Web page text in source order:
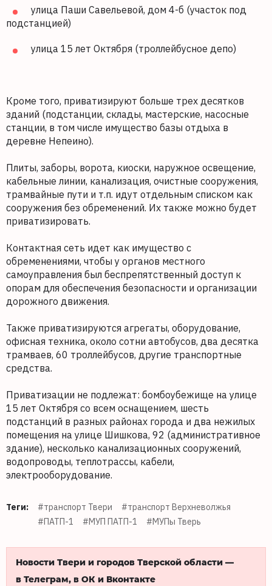
улица Паши Савельевой, дом 4-б (участок под
подстанцией)
улица 15 лет Октября (троллейбусное депо)
Кроме того, приватизируют больше трех десятков
зданий (подстанции, склады, мастерские, насосные
станции, в том числе имущество базы отдыха в
деревне Непеино).
Плиты, заборы, ворота, киоски, наружное освещение,
кабельные линии, канализация, очистные сооружения,
трамвайные пути и т.п. идут отдельным списком как
сооружения без обременений. Их также можно будет
приватизировать.
Контактная сеть идет как имущество с
обременениями, чтобы у органов местного
самоуправления был беспрепятственный доступ к
опорам для обеспечения безопасности и организации
дорожного движения.
Также приватизируются агрегаты, оборудование,
офисная техника, около сотни автобусов, два десятка
трамваев, 60 троллейбусов, другие транспортные
средства.
Приватизации не подлежат: бомбоубежище на улице
15 лет Октября со всем оснащением, шесть
подстанций в разных районах города и два нежилых
помещения на улице Шишкова, 92 (административное
здание), несколько канализационных сооружений,
водопроводы, теплотрассы, кабели,
электрооборудование.
Теги: #транспорт Твери
#транспорт Верхневолжья
#ПАТП-1
#МУП ПАТП-1 #МУПы Тверь
Новости Твери и городов Тверской области —
в Телеграм, в ОК и Вконтакте